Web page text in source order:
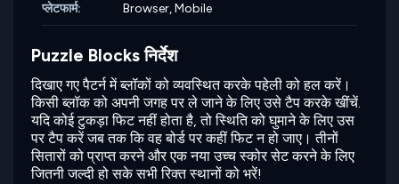
प्लेटफार्म:
Browser, Mobile
Puzzle Blocks निर्देश
दिखाए गए पैटर्न में ब्लॉकों को व्यवस्थित करके पहेली को हल करें।
किसी ब्लॉक को अपनी जगह पर ले जाने के लिए उसे टैप करके खींचें.
यदि कोई टुकड़ा फिट नहीं होता है, तो स्थिति को घुमाने के लिए उस
पर टैप करें जब तक कि वह बोर्ड पर कहीं फिट न हो जाए। तीनों
सितारों को प्राप्त करने और एक नया उच्च स्कोर सेट करने के लिए
जितनी जल्दी हो सके सभी रिक्त स्थानों को भरें!